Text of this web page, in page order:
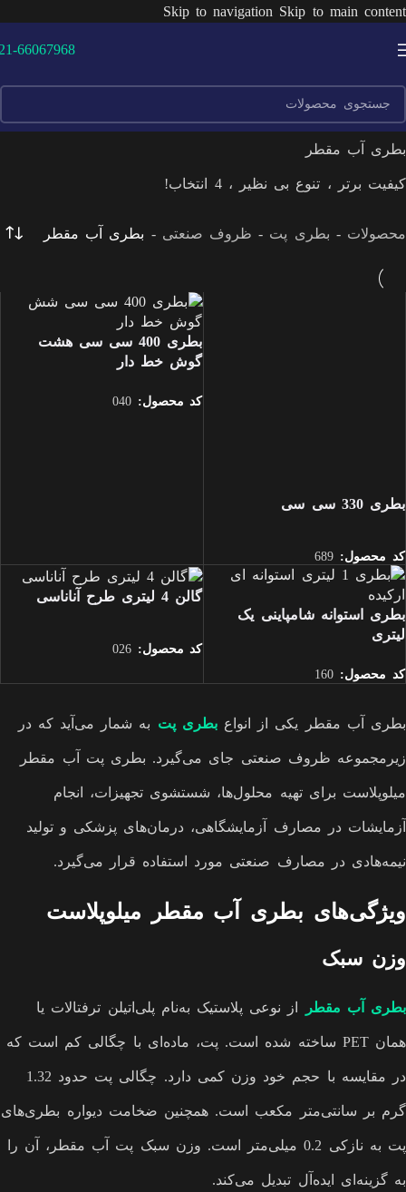
Skip to navigation Skip to main content
66067968
بطری آب مقطر
کیفیت برتر ، تنوع بی نظیر ، 4 انتخاب!
محصولات - بطری پت - ظروف صنعتی - بطری آب مقطر
بطری 330 سی سی
کد محصول: 689
بطری 400 سی سی هشت
گوش خط دار
کد محصول:040
بطری استوانه شامپاینی یک
لیتری
کد محصول: 160
گالن 4 لیتری طرح آناناسی
کد محصول:026
بطری آب مقطر یکی از انواعبطری‌ پت به شمار می‌آید که در
زیرمجموعه ظروف صنعتی جای می‌گیرد. بطری پت آب مقطر
میلوپلاست برای تهیه محلول‌ها، شستشوی تجهیزات، انجام
آزمایشات در مصارف آزمایشگاهی، درمان‌های پزشکی و تولید
نیمه‌هادی در مصارف صنعتی مورد استفاده قرار می‌گیرد.
ویژگی‌های بطری آب مقطر میلوپلاست
وزن سبک
بطری آب مقطر از نوعی پلاستیک به‌نام پلی‌اتیلن ترفتالات یا
همان PET ساخته شده است. پت، ماده‌ای با چگالی کم است که
در مقایسه با حجم خود وزن کمی دارد. چگالی پت حدود 1.32
گرم بر سانتی‌متر مکعب است. همچنین ضخامت دیواره بطری‌های
پت به نازکی 0.2 میلی‌متر است. وزن سبک پت آب مقطر، آن را
به گزینه‌ای ایده‌آل تبدیل می‌کند.